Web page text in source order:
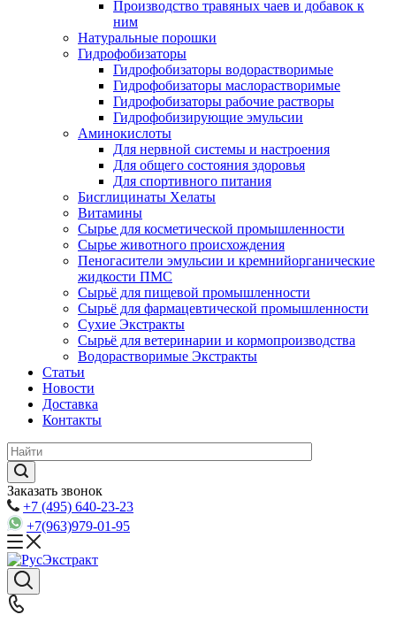
Производство травяных чаев и добавок к
ним
Натуральные порошки
Гидрофобизаторы
Гидрофобизаторы водорастворимые
Гидрофобизаторы маслорастворимые
Гидрофобизаторы рабочие растворы
Гидрофобизирующие эмульсии
Аминокислоты
Для нервной системы и настроения
Для общего состояния здоровья
Для спортивного питания
Бисглицинаты Хелаты
Витамины
Сырье для косметической промышленности
Сырье животного происхождения
Пеногасители эмульсии и кремнийорганические
жидкости ПМС
Сырьё для пищевой промышленности
Сырьё для фармацевтической промышленности
Сухие Экстракты
Сырьё для ветеринарии и кормопроизводства
Водорастворимые Экстракты
Статьи
Новости
Доставка
Контакты
Заказать звонок
+7 (495) 640-23-23
+7(963)979-01-95